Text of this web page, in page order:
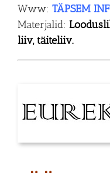
Www: TÄPSEM
Materjalid:
liiv, täiteliiv.